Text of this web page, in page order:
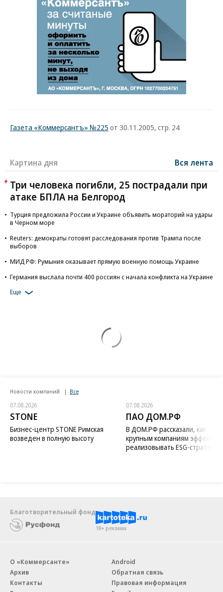
Газета «Коммерсантъ» №225 от 30.11.2005, стр. 24
Картина дня Вся лента
Три человека погибли, 25 пострадали при
атаке БПЛА на Белгород
Турция предложила России и Украине объявить мораторий на удары
в Черном море
Reuters: демократы готовят расследования против Трампа после
выборов
МИД РФ: Румыния оказывает прямую военную помощь Украине
Германия выслала почти 400 россиян с начала конфликта на Украине
Еще
Новости компаний Все
07.08.2026
STONE
Бизнес-центр STONE Римская
возведен в полную высоту
07.08.2026
ПАО ДОМ.РФ
В ДОМ.РФ рассказали, как
крупным компаниям
реализовывать ESG-стратегию
Благотворительный фонд
18+ реклама
О «Коммерсанте»
Архив
Контакты
Android
Обратная связь
Правовая информация